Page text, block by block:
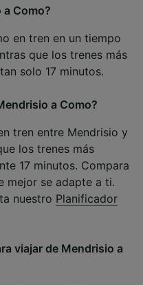
Como?
en tren en un tiempo
que los trenes más
solo 17 minutos.
a Como?
tren entre Mendrisio y
los trenes más
17 minutos. Compara
mejor se adapte a ti.
nuestro Planificador
viajar de Mendrisio a